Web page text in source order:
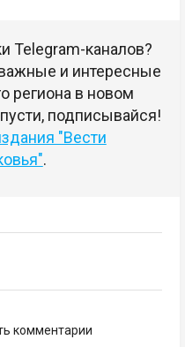
Telegram-каналов?
и интересные
региона в новом
подписывайся!
"Вести
.
комментарии